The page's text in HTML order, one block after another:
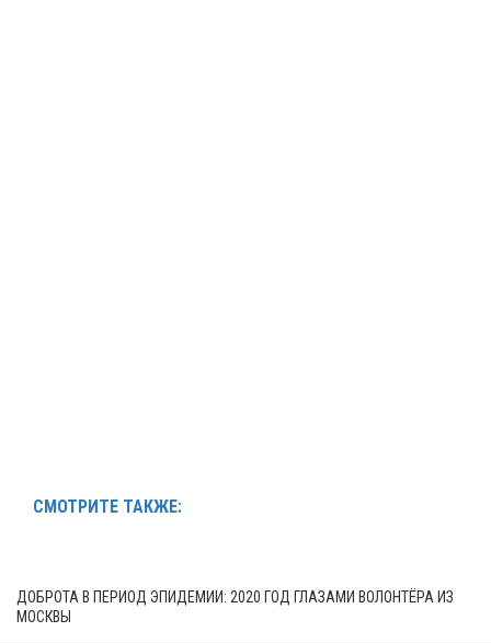
СМОТРИТЕ ТАКЖЕ:
ДОБРОТА В ПЕРИОД ЭПИДЕМИИ: 2020 ГОД ГЛАЗАМИ ВОЛОНТЁРА ИЗ
МОСКВЫ